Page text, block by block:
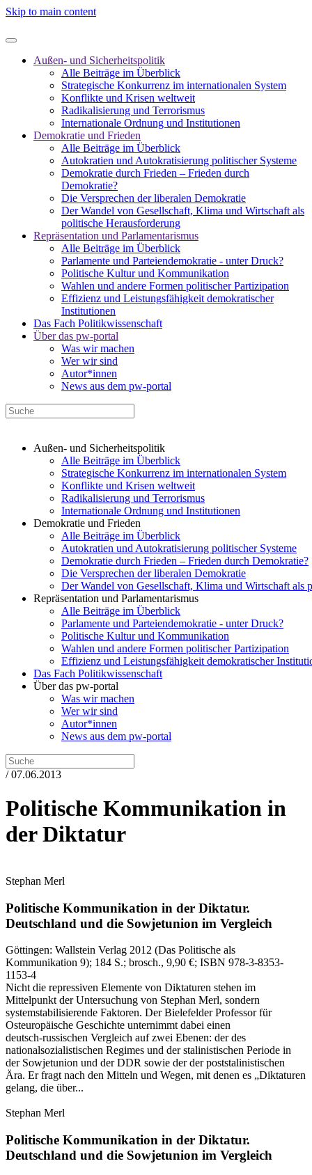
Skip to main content
Außen- und Sicherheitspolitik
Alle Beiträge im Überblick
Strategische Konkurrenz im internationalen System
Konflikte und Krisen weltweit
Radikalisierung und Terrorismus
Internationale Ordnung und Institutionen
Demokratie und Frieden
Alle Beiträge im Überblick
Autokratien und Autokratisierung politischer Systeme
Demokratie durch Frieden – Frieden durch
Demokratie?
Die Versprechen der liberalen Demokratie
Der Wandel von Gesellschaft, Klima und Wirtschaft als
politische Herausforderung
Repräsentation und Parlamentarismus
Alle Beiträge im Überblick
Parlamente und Parteiendemokratie - unter Druck?
Politische Kultur und Kommunikation
Wahlen und andere Formen politischer Partizipation
Effizienz und Leistungsfähigkeit demokratischer
Institutionen
Das Fach Politikwissenschaft
Über das pw-portal
Was wir machen
Wer wir sind
Autor*innen
News aus dem pw-portal
Außen- und Sicherheitspolitik
Alle Beiträge im Überblick
Strategische Konkurrenz im internationalen System
Konflikte und Krisen weltweit
Radikalisierung und Terrorismus
Internationale Ordnung und Institutionen
Demokratie und Frieden
Alle Beiträge im Überblick
Autokratien und Autokratisierung politischer Systeme
Demokratie durch Frieden – Frieden durch Demokratie?
Die Versprechen der liberalen Demokratie
Der Wandel von Gesellschaft, Klima und Wirtschaft als
Repräsentation und Parlamentarismus
Alle Beiträge im Überblick
Parlamente und Parteiendemokratie - unter Druck?
Politische Kultur und Kommunikation
Wahlen und andere Formen politischer Partizipation
Effizienz und Leistungsfähigkeit demokratischer
Das Fach Politikwissenschaft
Über das pw-portal
Was wir machen
Wer wir sind
Autor*innen
News aus dem pw-portal
/ 07.06.2013
Politische Kommunikation in
der Diktatur
Stephan Merl
Politische Kommunikation in der Diktatur.
Deutschland und die Sowjetunion im Vergleich
Göttingen: Wallstein Verlag 2012 (Das Politische als
Kommunikation 9); 184 S.; brosch., 9,90 €; ISBN 978-3-8353-
1153-4
Nicht die repressiven Elemente von Diktaturen stehen im
Mittelpunkt der Untersuchung von Stephan Merl, sondern
systemstabilisierende Faktoren. Der Bielefelder Professor für
Osteuropäische Geschichte unternimmt dabei einen
deutsch‑russischen Vergleich auf zwei Ebenen: der des
nationalsozialistischen Regimes und der stalinistischen Periode in
der Sowjetunion und der DDR sowie der der poststalinistischen
Ära. Er fragt nach den Mitteln und Wegen, mit denen es „Diktaturen
gelang, die über...
Stephan Merl
Politische Kommunikation in der Diktatur.
Deutschland und die Sowjetunion im Vergleich